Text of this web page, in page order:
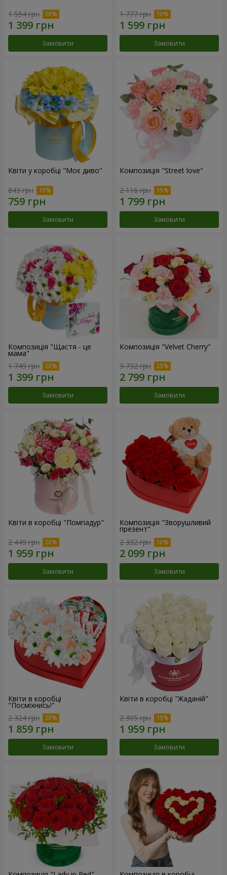
1 554 грн
Замовити
1 777 грн
Замовити
Квіти у коробці "Моє диво"
843 грн
Замовити
Композиція "Street love"
2 116 грн
Замовити
Композиція "Щастя - це
мама"
1 749 грн
Замовити
Композиція "Velvet Cherry"
3 732 грн
Замовити
Квіти в коробці "Помпадур"
2 449 грн
Замовити
Композиція "Зворушливий
презент"
2 332 грн
Замовити
Квіти в коробці
"Посміхнись!"
2 324 грн
Замовити
Квіти в коробці "Жаданій"
2 305 грн
Замовити